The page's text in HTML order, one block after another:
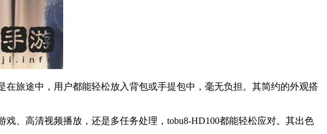
旅途中，用户都能轻松放入背包或手提包中，毫无负担。其简约的外观搭
、高清视频播放，还是多任务处理，tobu8-HD100都能轻松应对。其出色